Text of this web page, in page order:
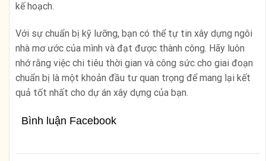
kế hoạch.
Với sự chuẩn bị kỹ lưỡng, bạn có thể tự tin xây dựng ngôi
nhà mơ ước của mình và đạt được thành công. Hãy luôn
nhớ rằng việc chi tiêu thời gian và công sức cho giai đoạn
chuẩn bị là một khoản đầu tư quan trọng để mang lại kết
quả tốt nhất cho dự án xây dựng của bạn.
Bình luận Facebook